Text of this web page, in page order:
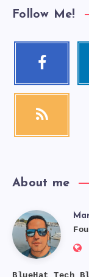
Follow Me!
Facebook
RSS
About me
Dos